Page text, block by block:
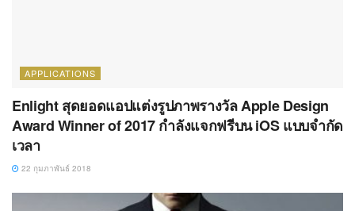
APPLICATIONS
Enlight สุดยอดแอปแต่งรูปภาพรางวัล Apple Design
Award Winner of 2017 กำลังแจกฟรีบน iOS แบบจำกัด
เวลา
22 กุมภาพันธ์ 2018